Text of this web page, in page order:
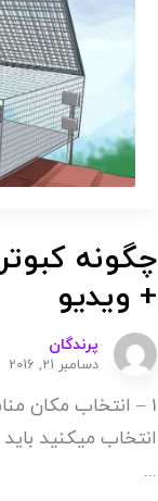
چگونه
+ ویدیو
پرندگان
دسامبر 21, 2016
1 – انتخاب مکان
انتخاب میکنید
...